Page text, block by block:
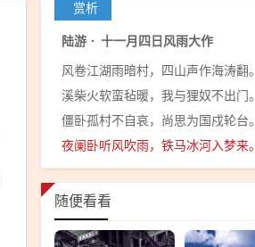
赏析
陆游 · 十一月四日风雨大作
风卷江湖雨暗村，四山声作海涛翻。
溪柴火软蛮毡暖，我与狸奴不出门。
僵卧孤村不自哀，尚思为国戍轮台。
夜阑卧听风吹雨，铁马冰河入梦来。
随便看看